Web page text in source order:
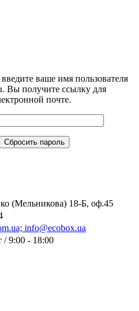
ваше имя пользователя
Вы получите ссылку для
почте.
Сбросить пароль
(Мельникова) 18-Б, оф.45
info@ecobox.ua
9:00 - 18:00